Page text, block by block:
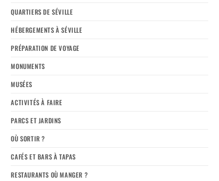
QUARTIERS DE SÉVILLE
HÉBERGEMENTS À SÉVILLE
PRÉPARATION DE VOYAGE
MONUMENTS
MUSÉES
ACTIVITÉS À FAIRE
PARCS ET JARDINS
OÙ SORTIR ?
CAFÉS ET BARS À TAPAS
RESTAURANTS OÙ MANGER ?